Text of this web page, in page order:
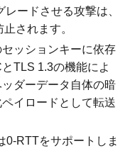
ードさせる攻撃は、
されます。
ッションキーに依存
TLS 1.3の機能によ
ダーデータ自体の暗
イロードとして転送
0-RTTをサポートしま